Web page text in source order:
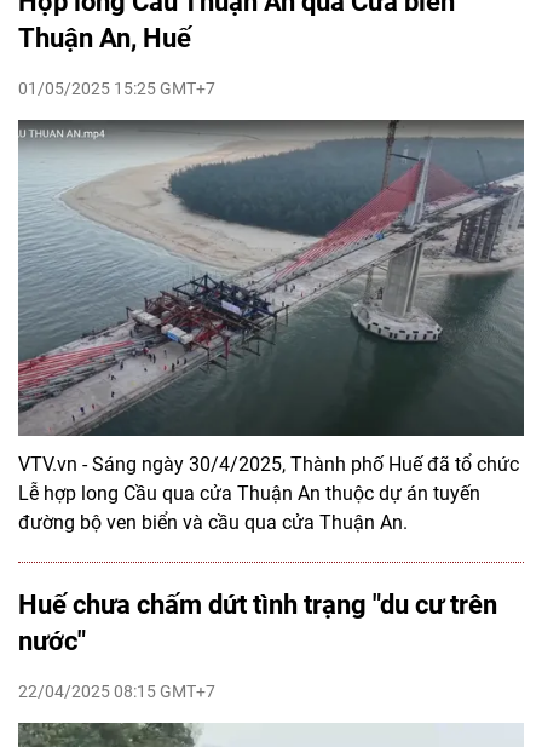
Thuận An, Huế
01/05/2025 15:25 GMT+7
VTV.vn - Sáng ngày 30/4/2025, Thành phố Huế đã tổ chức
Lễ hợp long Cầu qua cửa Thuận An thuộc dự án tuyến
đường bộ ven biển và cầu qua cửa Thuận An.
Huế chưa chấm dứt tình trạng "du cư trên
nước"
22/04/2025 08:15 GMT+7